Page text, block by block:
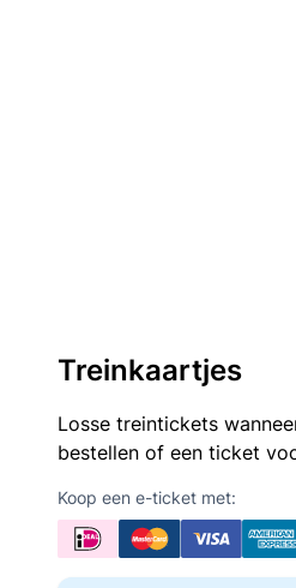
Treinkaartjes
Losse treintickets
bestellen of een ticket
Koop een e-ticket met: